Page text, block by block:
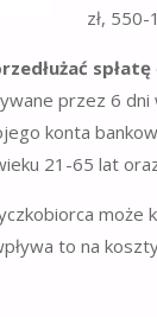
zł,
spłatę
przez 6
konta
21-65 lat
może
to na